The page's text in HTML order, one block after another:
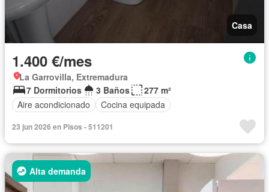
Casa
1.400 €/mes
La Garrovilla, Extremadura
7 Dormitorios
3 Baños
277 m²
Aire acondicionado
Cocina equipada
23 jun 2026 en Pisos - 511201
Alta demanda